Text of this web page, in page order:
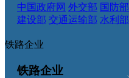
中国政府网 外交部 国防部
建设部 交通运输部 水利部
铁路企业
铁路企业